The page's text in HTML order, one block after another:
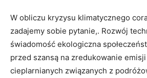
W⁤ obliczu ⁢kryzysu klimatycznego
zadajemy⁣ sobie pytanie,. Rozwój
‌świadomość ekologiczna
przed szansą na⁣ zredukowanie⁢
cieplarnianych związanych z